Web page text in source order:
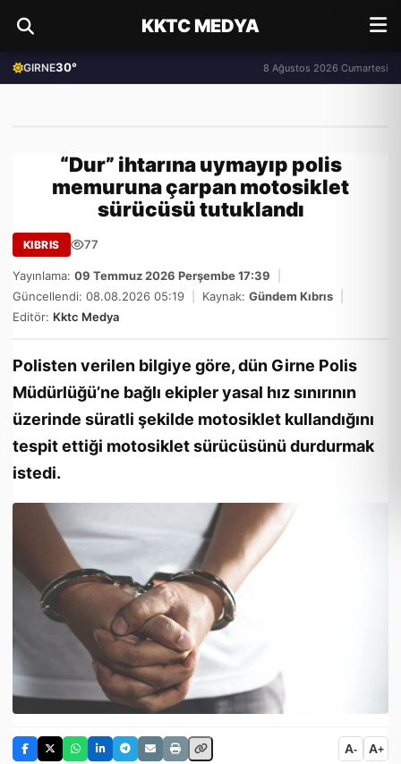
KKTC MEDYA
GIRNE30° 8 Ağustos 2026 Cumartesi
“Dur” ihtarına uymayıp polis
memuruna çarpan motosiklet
sürücüsü tutuklandı
KIBRIS 77
Yayınlama: 09 Temmuz 2026 Perşembe 17:39
Güncellendi: 08.08.2026 05:19
Kaynak: Gündem Kıbrıs
Editör: Kktc Medya
Polisten verilen bilgiye göre, dün Girne Polis
Müdürlüğü’ne bağlı ekipler yasal hız sınırının
üzerinde süratli şekilde motosiklet kullandığını
tespit ettiği motosiklet sürücüsünü durdurmak
istedi.
A- A+